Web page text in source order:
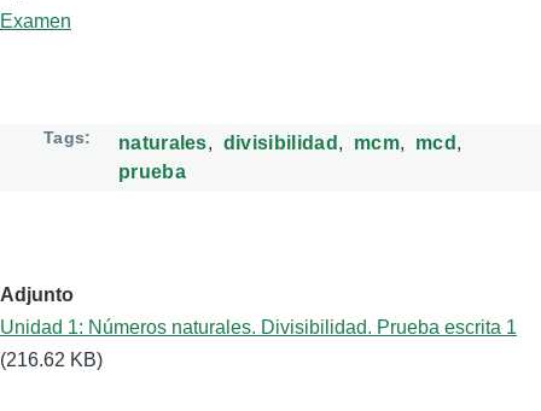
Examen
Tags naturales divisibilidad mcm
mcd
prueba
Adjunto
Unidad 1: Números naturales. Divisibilidad. Prueba escrita 1
(216.62 KB)